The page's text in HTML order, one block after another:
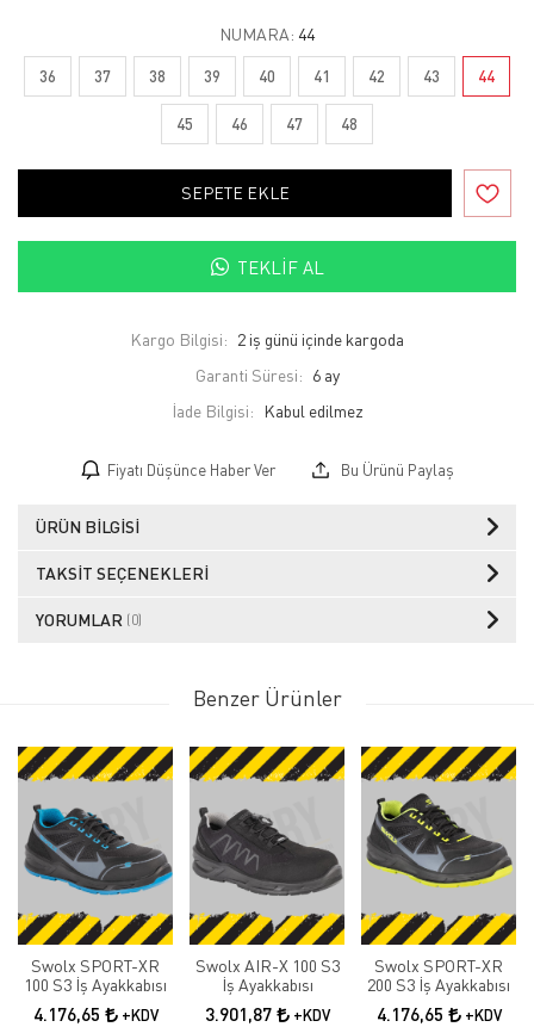
NUMARA: 44
36 37 38 39 40 41 42 43 44
45 46 47 48
SEPETE EKLE
TEKLIF AL
Kargo Bilgisi: 2 iş günü içinde kargoda
Garanti Süresi: 6 ay
İade Bilgisi:
Fiyatı Düşünce Haber Ver Bu Ürünü Paylaş
ÜRÜN BILGISI
TAKSIT SEÇENEKLERI
YORUMLAR (0)
Benzer Ürünler
Swolx SPORT-XR
100 S3 İş Ayakkabısı
4.176,65 +KDV
Swolx AIR-X 100 S3
İş Ayakkabısı
3.901,87 +KDV
Swolx SPORT-XR
200 S3 İş Ayakkabısı
4.176,65 +KDV